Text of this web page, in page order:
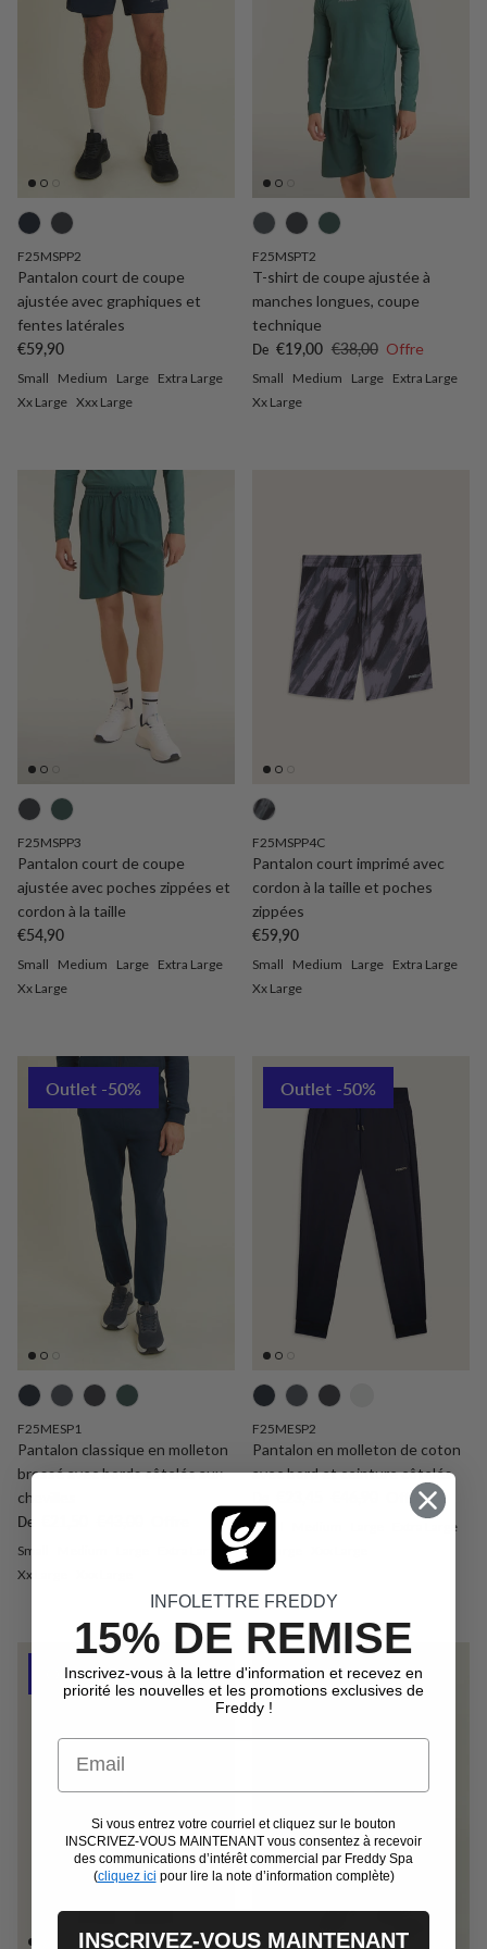
F25MSPP2
Pantalon court de coupe
ajustée avec graphiques et
fentes latérales
Prix habituel
€59,90
Small Medium Large Extra Large
Xx Large Xxx Large
F25MSPT2
T-shirt de coupe ajustée à
manches longues, coupe
technique
Prix soldé
De €19,00 Prix habituel
€38,00 Offre
Small Medium Large Extra Large
Xx Large
F25MSPP3
Pantalon court de coupe
ajustée avec poches zippées et
cordon à la taille
Prix habituel
€54,90
Small Medium Large Extra Large
Xx Large
F25MSPP4C
Pantalon court imprimé avec
cordon à la taille et poches
zippées
Prix habituel
€59,90
Small Medium Large Extra Large
Xx Large
Outlet -50%
F25MESP1
Pantalon classique en molleton
brossé avec bords côtelés aux
chevilles
Prix soldé
De
Small
Xx Large
Outlet -50%
F25MESP2
Pantalon en molleton de coton
avec bord et ceinture côtelés
Prix habituel
Offre
Small
Extra Large
Outlet -50% Outlet -50%
INFOLETTRE FREDDY
15% DE REMISE
Inscrivez-vous à la lettre d'information et recevez en
priorité les nouvelles et les promotions exclusives de
Freddy !
Email
Si vous entrez votre courriel et cliquez sur le bouton
INSCRIVEZ-VOUS MAINTENANT vous consentez à recevoir
des communications d’intérêt commercial par Freddy Spa
(cliquez ici pour lire la note d’information complète)
INSCRIVEZ-VOUS MAINTENANT